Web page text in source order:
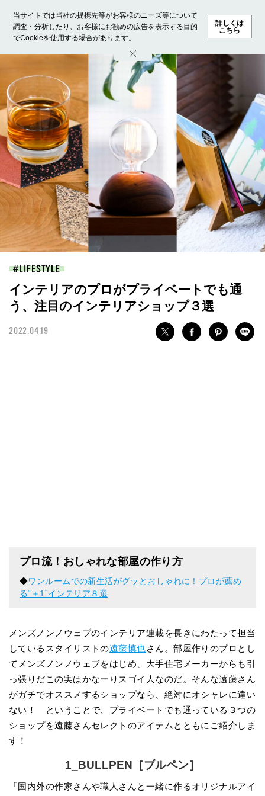
当サイトでは当社の提携先等がお客様のニーズ等について
調査・分析したり、お客様にお勧めの広告を表示する目的
でCookieを使用する場合があります。
詳しくは
こちら
ホーム モデル募集 ランキング ファッション ビューテ
LIFESTYLE
インテリアのプロがプライベートでも通
う、注目のインテリアショップ３選
2022.04.19
プロ流！おしゃれな部屋の作り方
◆ワンルームでの新生活がグッとおしゃれに！プロが薦め
る“＋1”インテリア８選
メンズノンノウェブのインテリア連載を長きにわたって担当
しているスタイリストの遠藤慎也さん。部屋作りのプロとし
てメンズノンノウェブをはじめ、大手住宅メーカーからも引
っ張りだこの実はかなーりスゴイ人なのだ。そんな遠藤さん
がガチでオススメするショップなら、絶対にオシャレに違い
ない！ ということで、プライベートでも通っている３つの
ショップを遠藤さんセレクトのアイテムとともにご紹介しま
す！
1_BULLPEN［ブルペン］
「国内外の作家さんや職人さんと一緒に作るオリジナルアイ